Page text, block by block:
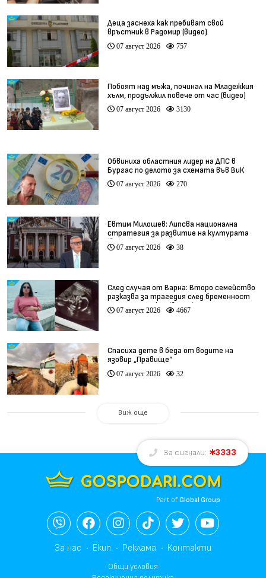
Деца заснеха как пребиват свой
връстник в Радомир (видео)
07 август 2026 757
Побоят над мъжа, починал на Младежкия
хълм, продължил повече от час (видео)
07 август 2026 3130
Обвиниха областния лидер на ДПС в
Бургас по делото за схемата във ВиК
07 август 2026 270
Евтим Милошев: Липсва национална
стратегия за развитие на културата
(видео)
07 август 2026 38
След случая от Варна: Второ семейство
разказва за трагедия след бременност
при същия лекар (видео)
07 август 2026 4667
Спасиха дете в беда от водите на
язовир „Правище“
07 август 2026 32
Виж още
За сигнали: 3333
Part ofGlobal Group
За нас Екип Реклама Контакти
Общи условия